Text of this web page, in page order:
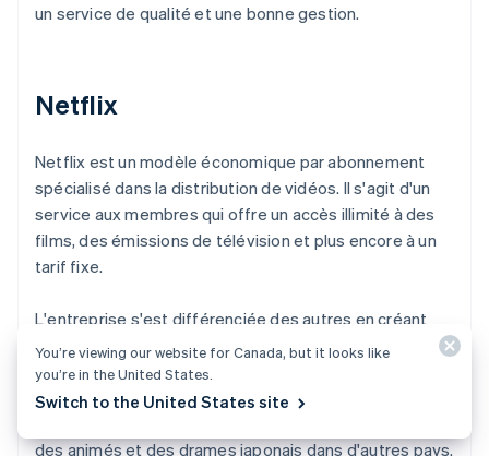
un service de qualité et une bonne gestion.
Netflix
Netflix est un modèle économique par abonnement
spécialisé dans la distribution de vidéos. Il s'agit d'un
service aux membres qui offre un accès illimité à des
films, des émissions de télévision et plus encore à un
tarif fixe.
L'entreprise s'est différenciée des autres en créant
des œuvres originales et en fournissant du contenu qui
ne peut être consulté que sur sa plateforme. Elle se
concentre également sur le développement à
des animés et des drames japonais dans d'autres pays.
You’re viewing our website for Canada, but it looks like
you’re in the United States.
Switch to the United States site